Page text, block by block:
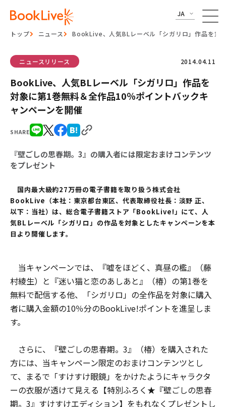
JA
トップ ニュース BookLive、人気BLレーベル「シガリロ」作品を対
SHARE
ニュースリリース 2014.04.11
BookLive、人気BLレーベル「シガリロ」作品を
対象に第1巻無料＆全作品10％ポイントバックキ
ャンペーンを開催
『壁ごしの思春期。3』の購入者には限定おまけコンテンツ
をプレゼント
国内最大級約27万冊の電子書籍を取り扱う株式会社
BookLive（本社：東京都台東区、代表取締役社長：淡野 正、
以下：当社）は、総合電子書籍ストア「BookLive!」にて、人
気BLレーベル「シガリロ」の作品を対象としたキャンペーンを本
日より開催します。
当キャンペーンでは、『嘘をほどく、真昼の檻』（藤
村綾生）と『迷い猫と恋のあしあと』（椿）の第1巻を
無料で配信する他、「シガリロ」の全作品を対象に購入
者に購入金額の10％分のBookLive!ポイントを進呈しま
す。
さらに、『壁ごしの思春期。3』（椿）を購入された
方には、当キャンペーン限定のおまけコンテンツとし
て、まるで「すけすけ眼鏡」をかけたようにキャラクタ
ーの衣服が透けて見える【特別ふろく★『壁ごしの思春
期。3』すけすけエディション】をもれなくプレゼントし